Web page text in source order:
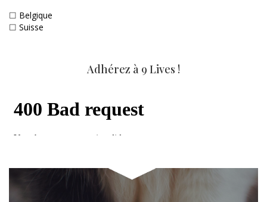
☐ Belgique
☐ Suisse
Adhérez à 9 Lives !